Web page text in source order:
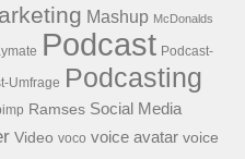
Mashup McDonalds
Podcast Podcast-
Umfrage Podcasting
Ramses Social Media
Video voco voice avatar voice